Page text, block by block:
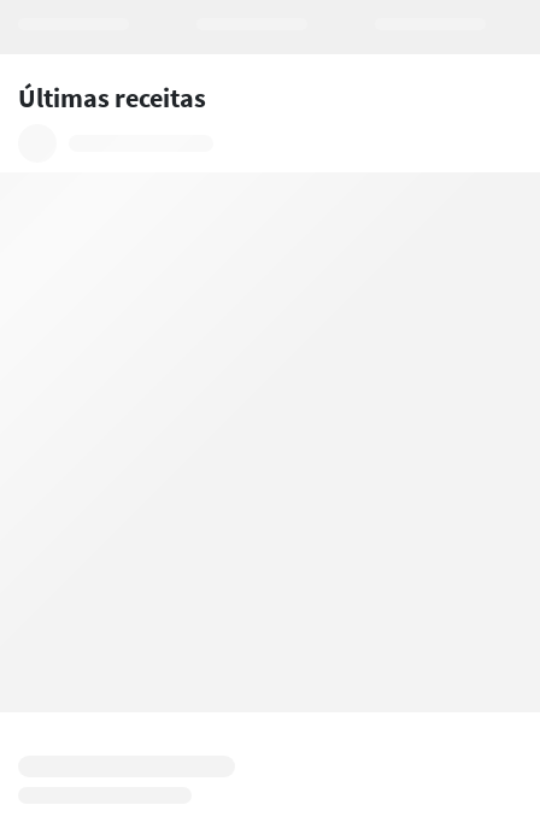
Últimas receitas